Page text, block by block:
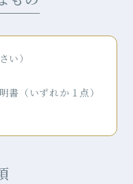
い）
書（いずれか１点）